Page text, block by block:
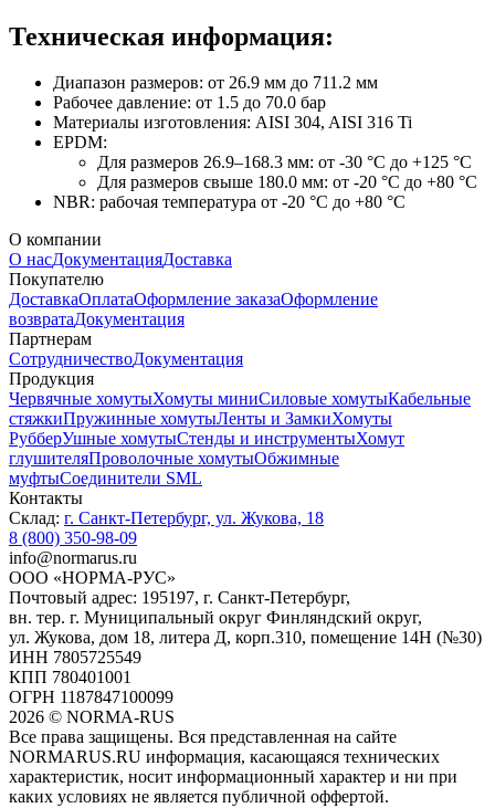
Техническая информация:
Диапазон размеров: от 26.9 мм до 711.2 мм
Рабочее давление: от 1.5 до 70.0 бар
Материалы изготовления: AISI 304, AISI 316 Ti
EPDM:
Для размеров 26.9–168.3 мм: от -30 °C до +125 °C
Для размеров свыше 180.0 мм: от -20 °C до +80 °C
NBR: рабочая температура от -20 °C до +80 °C
О компании
О насДокументацияДоставка
Покупателю
ДоставкаОплатаОформление заказаОформление
возвратаДокументация
Партнерам
СотрудничествоДокументация
Продукция
Червячные хомутыХомуты миниСиловые хомутыКабельные
стяжкиПружинные хомутыЛенты и ЗамкиХомуты
РубберУшные хомутыСтенды и инструментыХомут
глушителяПроволочные хомутыОбжимные
муфтыСоединители SML
Контакты
Склад: г. Санкт-Петербург, ул. Жукова, 18
8 (800) 350-98-09
info@normarus.ru
ООО «НОРМА-РУС»
Почтовый адрес: 195197, г. Санкт-Петербург,
вн. тер. г. Муниципальный округ Финляндский округ,
ул. Жукова, дом 18, литера Д, корп.310, помещение 14Н (№30)
ИНН 7805725549
КПП 780401001
ОГРН 1187847100099
2026 © NORMA-RUS
Все права защищены. Вся представленная на сайте
NORMARUS.RU информация, касающаяся технических
характеристик, носит информационный характер и ни при
каких условиях не является публичной оффертой.‍